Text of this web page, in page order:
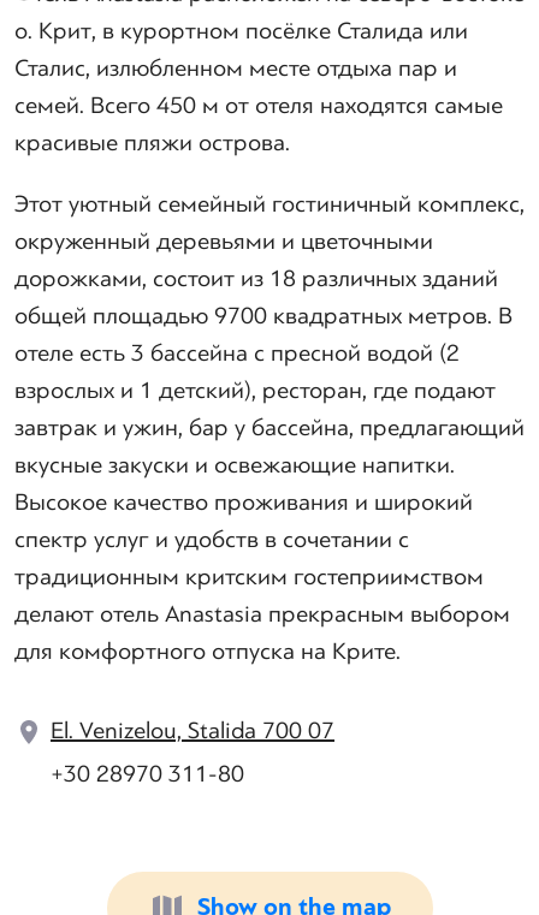
о. Крит, в курортном посёлке Сталида или
Сталис, излюбленном месте отдыха пар и
семей. Всего 450 м от отеля находятся самые
красивые пляжи острова.
Этот уютный семейный гостиничный комплекс,
окруженный деревьями и цветочными
дорожками, состоит из 18 различных зданий
общей площадью 9700 квадратных метров. В
отеле есть 3 бассейна с пресной водой (2
взрослых и 1 детский), ресторан, где подают
завтрак и ужин, бар у бассейна, предлагающий
вкусные закуски и освежающие напитки.
Высокое качество проживания и широкий
спектр услуг и удобств в сочетании с
традиционным критским гостеприимством
делают отель Anastasia прекрасным выбором
для комфортного отпуска на Крите.
El. Venizelou, Stalida 700 07
+30 28970 311-80
Show on the map